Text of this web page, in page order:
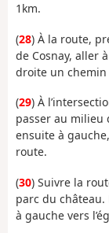
1km.
(28) À la route,
de Cosnay, aller
droite un
(29) À
passer au milieu
ensuite à
route.
(30) Suivre la
parc du
à gauche vers